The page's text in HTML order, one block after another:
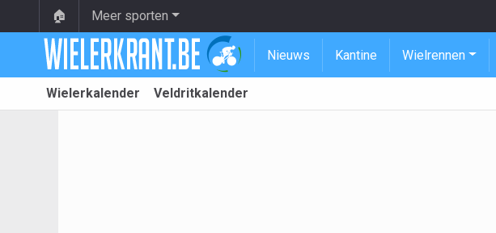
🏠 Meer sporten
Nieuws Kantine Wielrennen
Wielerkalender Veldritkalender